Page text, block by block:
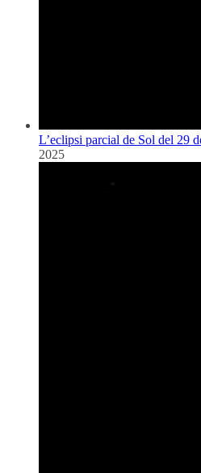
L’eclipsi parcial de Sol del 29
2025